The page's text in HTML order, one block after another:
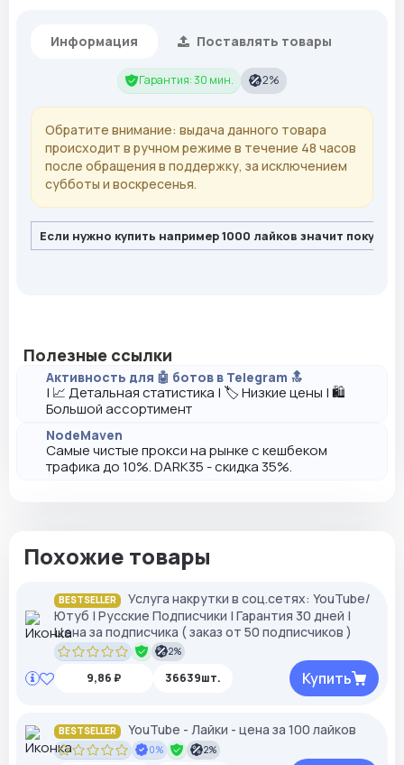
Информация Поставлять товары
Гарантия: 30 мин. 2%
Обратите внимание: выдача данного товара
происходит в ручном режиме в течение 48 часов
после обращения в поддержку, за исключением
субботы и воскресенья.
Если нужно купить например 1000 лайков значит
Полезные ссылки
Активность для 🤖 ботов в Telegram 🔝
| 📈 Детальная статистика | 🏷️ Низкие цены | 🛍️
Большой ассортимент
NodeMaven
Самые чистые прокси на рынке с кешбеком
трафика до 10%. DARK35 - скидка 35%.
Похожие товары
BESTSELLER
Услуга накрутки в соц.сетях: YouTube/
Ютуб | Русские Подписчики | Гарантия 30 дней |
Цена за подписчика ( заказ от 50 подписчиков )
2%
9,86 ₽ 36639шт. Купить
BESTSELLER YouTube - Лайки - цена за 100 лайков
0% 2%